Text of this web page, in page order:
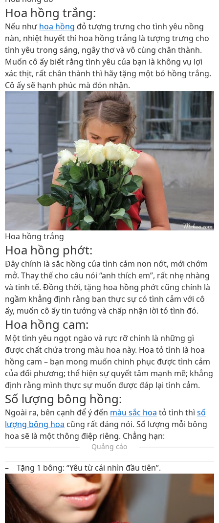
Hoa hồng trắng:
Nếu nhưhoa hồng đỏ tượng trưng cho tình yêu nồng
nàn, nhiệt huyết thì hoa hồng trắng là tượng trưng cho
tình yêu trong sáng, ngây thơ và vô cùng chân thành.
Muốn cô ấy biết rằng tình yêu của bạn là không vụ lợi
xác thịt, rất chân thành thì hãy tặng một bó hồng trắng.
Cô ấy sẽ hạnh phúc mà đón nhận.
Hoa hồng trắng
Hoa hồng phớt:
Đây chính là sắc hồng của tình cảm non nớt, mới chớm
mở. Thay thế cho câu nói “anh thích em”, rất nhẹ nhàng
và tinh tế. Đồng thời, tặng hoa hồng phớt cũng chính là
ngầm khẳng định rằng bạn thực sự có tình cảm với cô
ấy, muốn cô ấy tin tưởng và chấp nhận lời tỏ tình đó.
Hoa hồng cam:
Một tình yêu ngọt ngào và rực rỡ chính là những gì
được chất chứa trong màu hoa này. Hoa tỏ tình là hoa
hồng cam – bạn mong muốn chinh phục được tình cảm
của đối phương; thể hiện sự quyết tâm mạnh mẽ; khẳng
định rằng mình thực sự muốn được đáp lại tình cảm.
Số lượng bông hồng:
Ngoài ra, bên cạnh để ý đến màu sắc hoa tỏ tình thì số
lượng bông hoa cũng rất đáng nói. Số lượng mỗi bông
hoa sẽ là một thông điệp riêng. Chẳng hạn:
Quảng cáo
– Tặng 1 bông: “Yêu từ cái nhìn đầu tiên”.